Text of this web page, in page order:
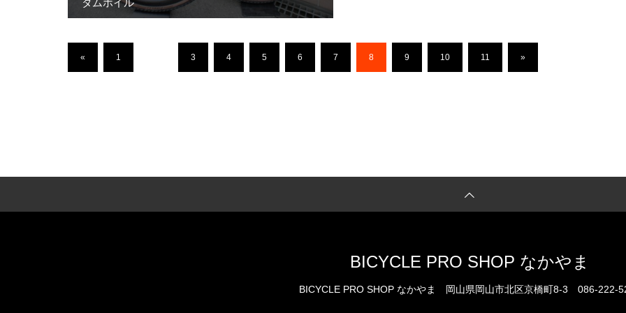
タムホイル
« 1 3 4 5 6 7 8 9 10 11 »
BICYCLE PRO SHOP なかやま
BICYCLE PRO SHOP なかやま 岡山県岡山市北区京橋町8-3 086-222-